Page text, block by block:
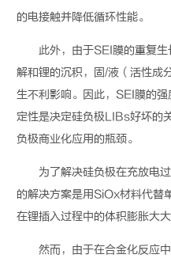
的电接触并降低循环性能。
此外，由于SEI膜的重复
解和锂的沉积，固/液（活性成
生不利影响。因此， SEI膜的强
定性是决定硅负极LIBs好坏的
负极商业化应用的瓶颈。
为了解决硅负极在充放电
的解决方案是用SiOx材料代替
在锂插入过程中的体积膨胀大
然而，由于在合金化反应